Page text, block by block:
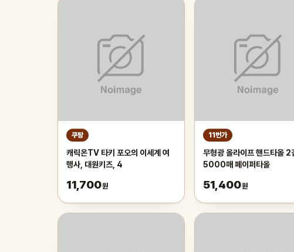
쿠팡
캐릭온TV 타키 포오의 이세계 여
행사, 대원키즈, 4
11,700원
11번가
무형광 올라이프 핸드타올 2
5000매 페이퍼타올
51,400원